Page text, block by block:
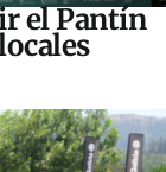
el Pantín